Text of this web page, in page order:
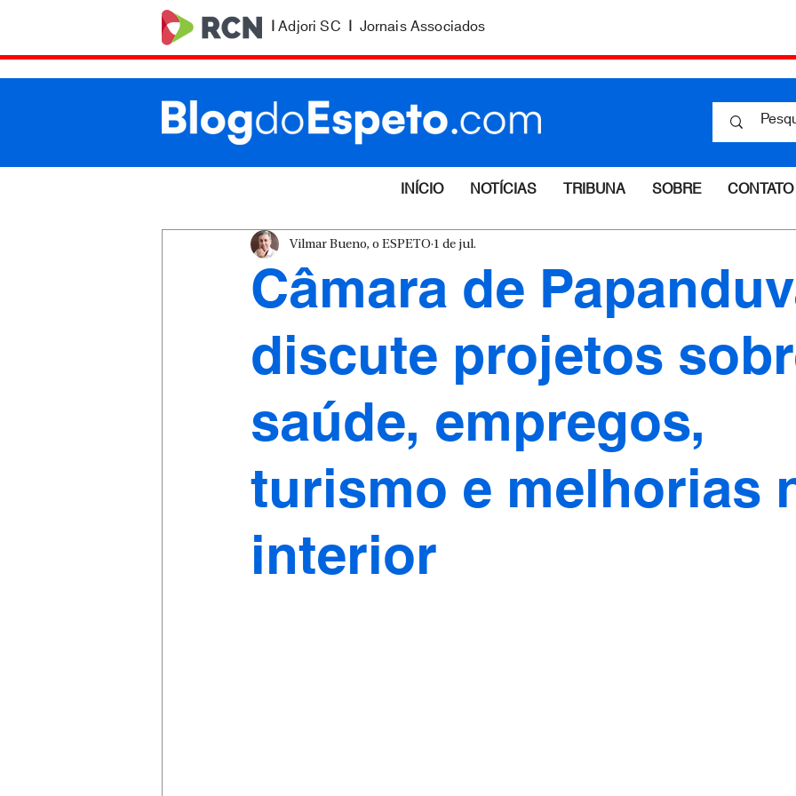
|Adjori SC | Jornais Associados
INÍCIO NOTÍCIAS TRIBUNA SOBRE CONTATO
Câmara de
discute projetos
saúde, empregos,
turismo e melhorias
interior
Vilmar Bueno, o ESPETO 1 de jul.